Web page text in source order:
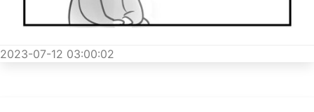
2023-07-12 03:00:02